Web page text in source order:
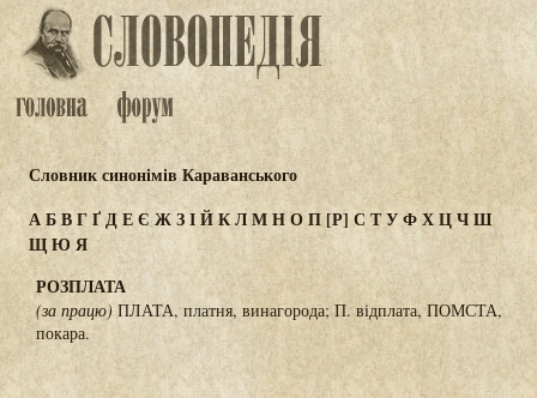
Словник синонімів Караванського
АБВГҐДЕЄ ЖЗІЙКЛМНОП[Р] С ТУФХЦЧШ
ЩЮ Я
РОЗПЛАТА
(за працю) ПЛАТА, платня, винагорода; П. відплата, ПОМСТА,
покара.